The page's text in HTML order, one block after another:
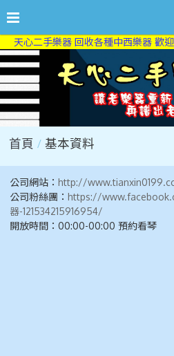
天心二手樂器 回收各種中西樂器 歡
首頁 基本資料
公司網站： http://
公司粉絲團： https://
器-121534215916954/
開放時間：00:00-00:00 預約看琴